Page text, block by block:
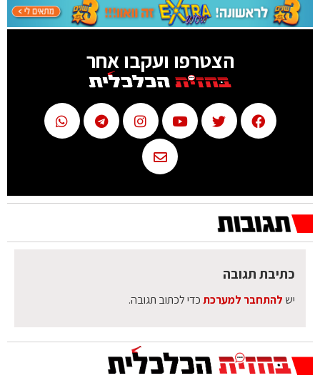
הצטרפו ועקבו אחר
כתיבת תגובה
יש להתחבר למערכתכדי לכתוב תגובה.